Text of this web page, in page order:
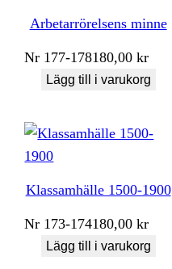
Arbetarrörelsens minne
Nr 177-178180,00kr
Lägg till i varukorg
Klassamhälle 1500-1900
Nr 173-174180,00kr
Lägg till i varukorg